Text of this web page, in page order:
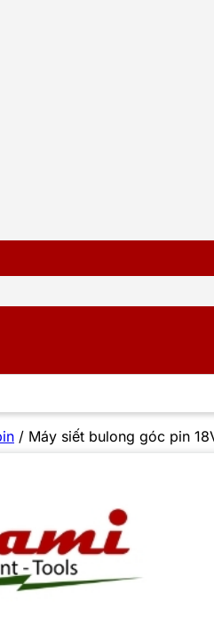
/ Máy siết bulong góc pin